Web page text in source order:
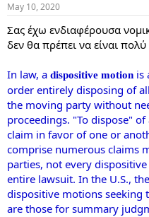
t
r
t
t
e
May 10, 2020
Σας έχω ενδιαφέρουσα
δεν θα πρέπει να είναι
In law, a dispositive motion is
order entirely disposing of
the moving party without
proceedings. "To dispose"
claim in favor of one or
comprise numerous claims
parties, not every
entire lawsuit. In the U.S.,
dispositive motions seeking
are those for summary